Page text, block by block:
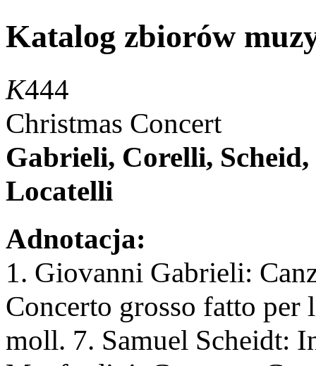
Katalog zbiorów
K444
Christmas Concert
Gabrieli, Corelli,
Locatelli
Adnotacja:
1. Giovanni Gabrieli:
Concerto grosso fatto per
moll. 7. Samuel Scheidt: